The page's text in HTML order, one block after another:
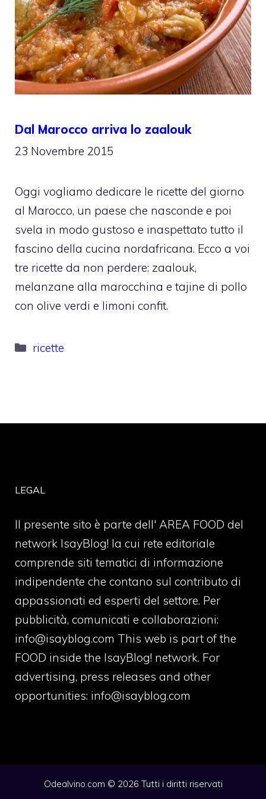
Dal Marocco arriva lo zaalouk
23 Novembre 2015
Oggi vogliamo dedicare le ricette del giorno
al Marocco, un paese che nasconde e poi
svela in modo gustoso e inaspettato tutto il
fascino della cucina nordafricana. Ecco a voi
tre ricette da non perdere: zaalouk,
melanzane alla marocchina e tajine di pollo
con olive verdi e limoni confit.
Categorie
ricette
LEGAL
Il presente sito è parte dell' AREA FOOD del
network IsayBlog! la cui rete editoriale
comprende siti tematici di informazione
indipendente che contano sul contributo di
appassionati ed esperti del settore. Per
pubblicità, comunicati e collaborazioni:
info@isayblog.com This web is part of the
FOOD inside the IsayBlog! network. For
advertising, press releases and other
opportunities: info@isayblog.com
Odealvino.com © 2026 Tutti i diritti riservati